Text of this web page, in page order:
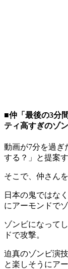
■仲「最後の3分
ティ高すぎのゾ
動画が7分を過ぎ
する？」と提案
そこで、仲さん
日本の鬼ではな
にアーモンドで
ゾンビになって
ドで攻撃。
迫真のゾンビ演
と楽しそうにア